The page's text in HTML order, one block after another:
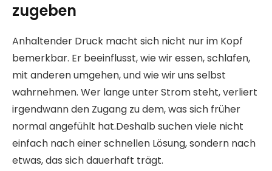
zugeben
Anhaltender Druck macht sich nicht nur im Kopf
bemerkbar. Er beeinflusst, wie wir essen, schlafen,
mit anderen umgehen, und wie wir uns selbst
wahrnehmen. Wer lange unter Strom steht, verliert
irgendwann den Zugang zu dem, was sich früher
normal angefühlt hat.Deshalb suchen viele nicht
einfach nach einer schnellen Lösung, sondern nach
etwas, das sich dauerhaft trägt.